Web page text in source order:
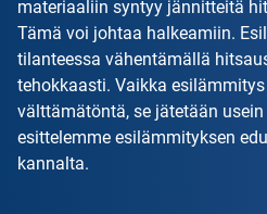
materiaaliin syntyy jännitteitä
Tämä voi johtaa halkeamiin.
tilanteessa vähentämällä
tehokkaasti. Vaikka
välttämätöntä, se jätetään
esittelemme esilämmityksen
kannalta.